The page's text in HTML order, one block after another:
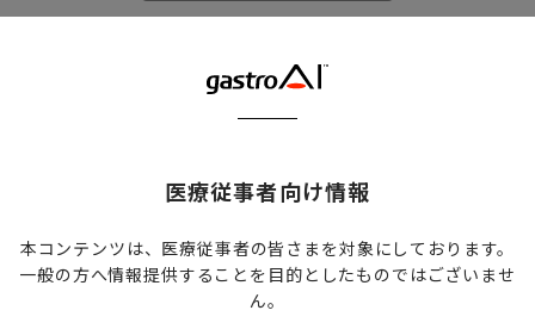
代表者
医療従事者向け情報
本コンテンツは、医療従事者の皆さまを対象にしております。
一般の方へ情報提供することを目的としたものではございませ
ん。